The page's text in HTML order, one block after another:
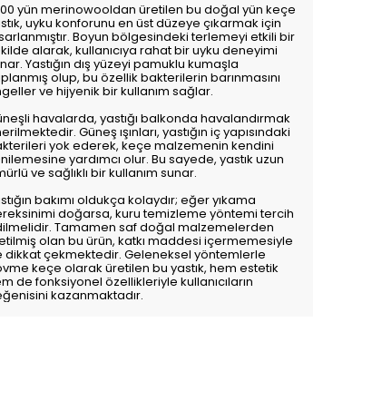
yün merinowooldan üretilen bu doğal yün keçe
uyku konforunu en üst düzeye çıkarmak için
Boyun bölgesindeki terlemeyi etkili bir
alarak, kullanıcıya rahat bir uyku deneyimi
Yastığın dış yüzeyi pamuklu kumaşla
olup, bu özellik bakterilerin barınmasını
ve hijyenik bir kullanım sağlar.
havalarda, yastığı balkonda havalandırmak
Güneş ışınları, yastığın iç yapısındaki
yok ederek, keçe malzemenin kendini
yardımcı olur. Bu sayede, yastık uzun
ve sağlıklı bir kullanım sunar.
bakımı oldukça kolaydır; eğer yıkama
doğarsa, kuru temizleme yöntemi tercih
Tamamen saf doğal malzemelerden
olan bu ürün, katkı maddesi içermemesiyle
dikkat çekmektedir. Geleneksel yöntemlerle
keçe olarak üretilen bu yastık, hem estetik
de fonksiyonel özellikleriyle kullanıcıların
kazanmaktadır.